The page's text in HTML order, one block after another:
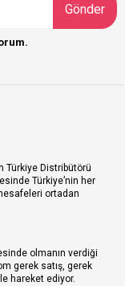
Gönder
Türkiye Distribütörü
Türkiye’nin her
ortadan
olmanın verdiği
gerek satış, gerek
hareket ediyor.